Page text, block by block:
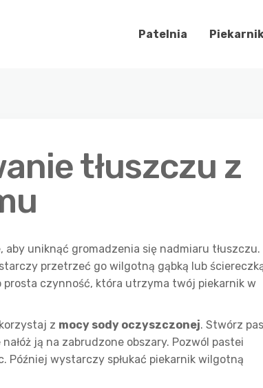
Patelnia
tłuszczu z
, aby uniknąć gromadzenia się nadmiaru tłuszczu.
przetrzeć go wilgotną gąbką lub
czynność, która utrzyma twój piekarnik w
z mocy sody oczyszczonej. Stwórz
ją na zabrudzone obszary. Pozwól pastei
Później wystarczy spłukać piekarnik wilgotną